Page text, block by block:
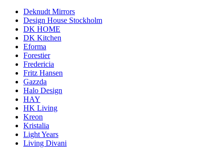
Deknudt Mirrors
Design House Stockholm
DK HOME
DK Kitchen
Eforma
Forestier
Fredericia
Fritz Hansen
Gazzda
Halo Design
HAY
HK Living
Kreon
Kristalia
Light Years
Living Divani